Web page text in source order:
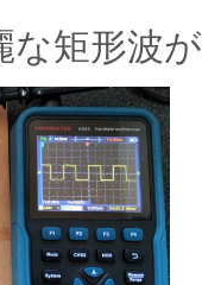
な矩形波